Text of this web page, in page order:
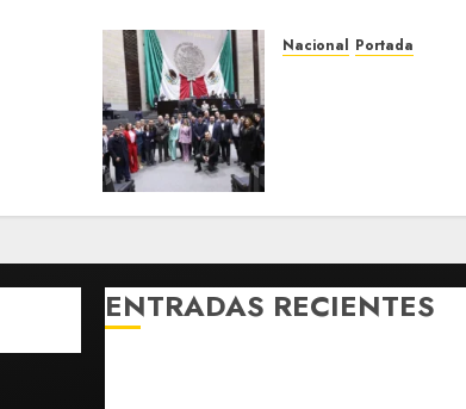
Nacional Portada
ENTRADAS RECIENTES